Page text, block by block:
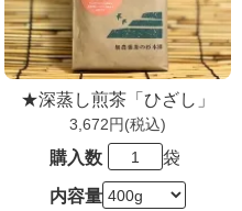
★深蒸し煎茶「ひざし」
3,672円(税込)
購入数 袋
内容量